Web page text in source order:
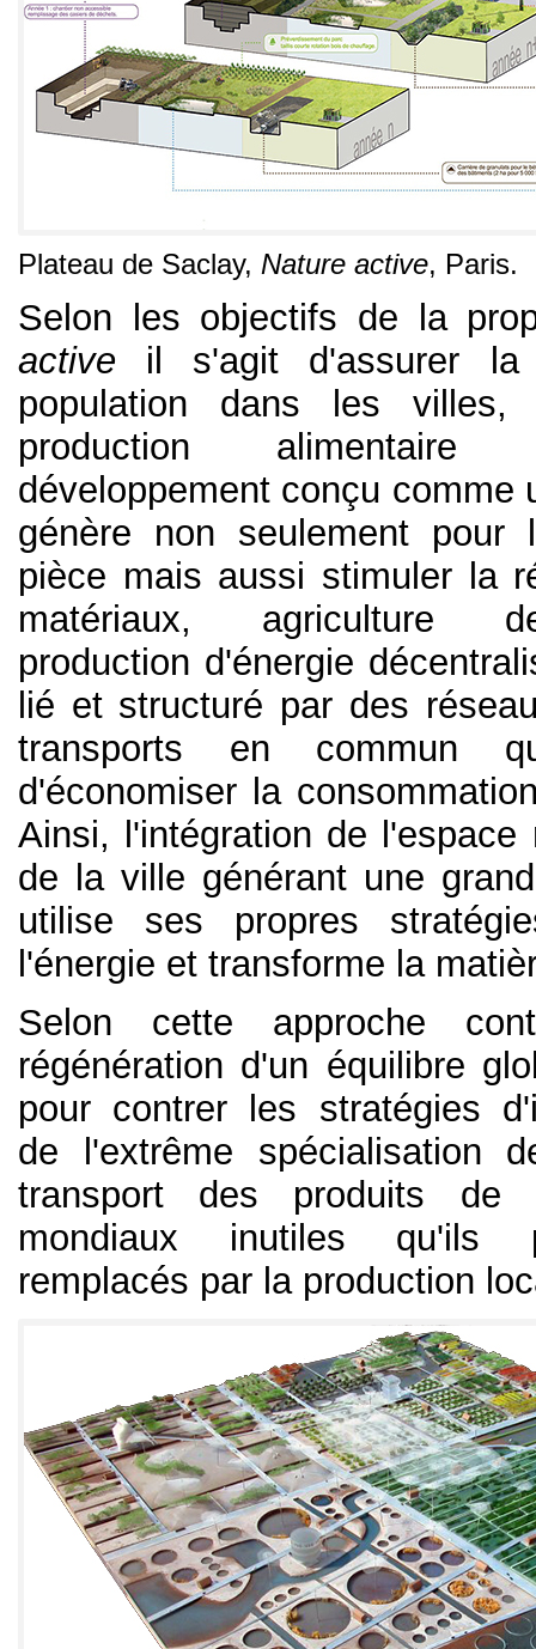
Plateau de Saclay, Nature active, Paris.
Selon les objectifs de la
active il s'agit d'assurer
population dans les villes,
production
développement conçu comme
génère non seulement pour
pièce mais aussi stimuler la
matériaux, agriculture
production d'énergie
lié et structuré par des
transports en commun
d'économiser la
Ainsi, l'intégration de l'espace
de la ville générant une
utilise ses propres
l'énergie et transforme la
Selon cette approche
régénération d'un équilibre
pour contrer les stratégies
de l'extrême spécialisation
transport des produits de
mondiaux inutiles qu'ils
remplacés par la production